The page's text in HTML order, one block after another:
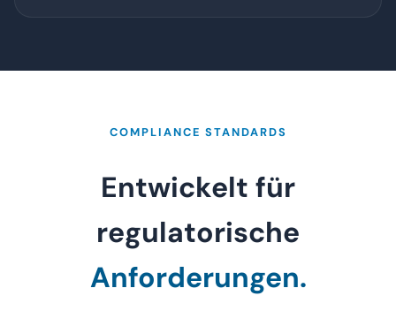
COMPLIANCE STANDARDS
Entwickelt für
regulatorische
Anforderungen.